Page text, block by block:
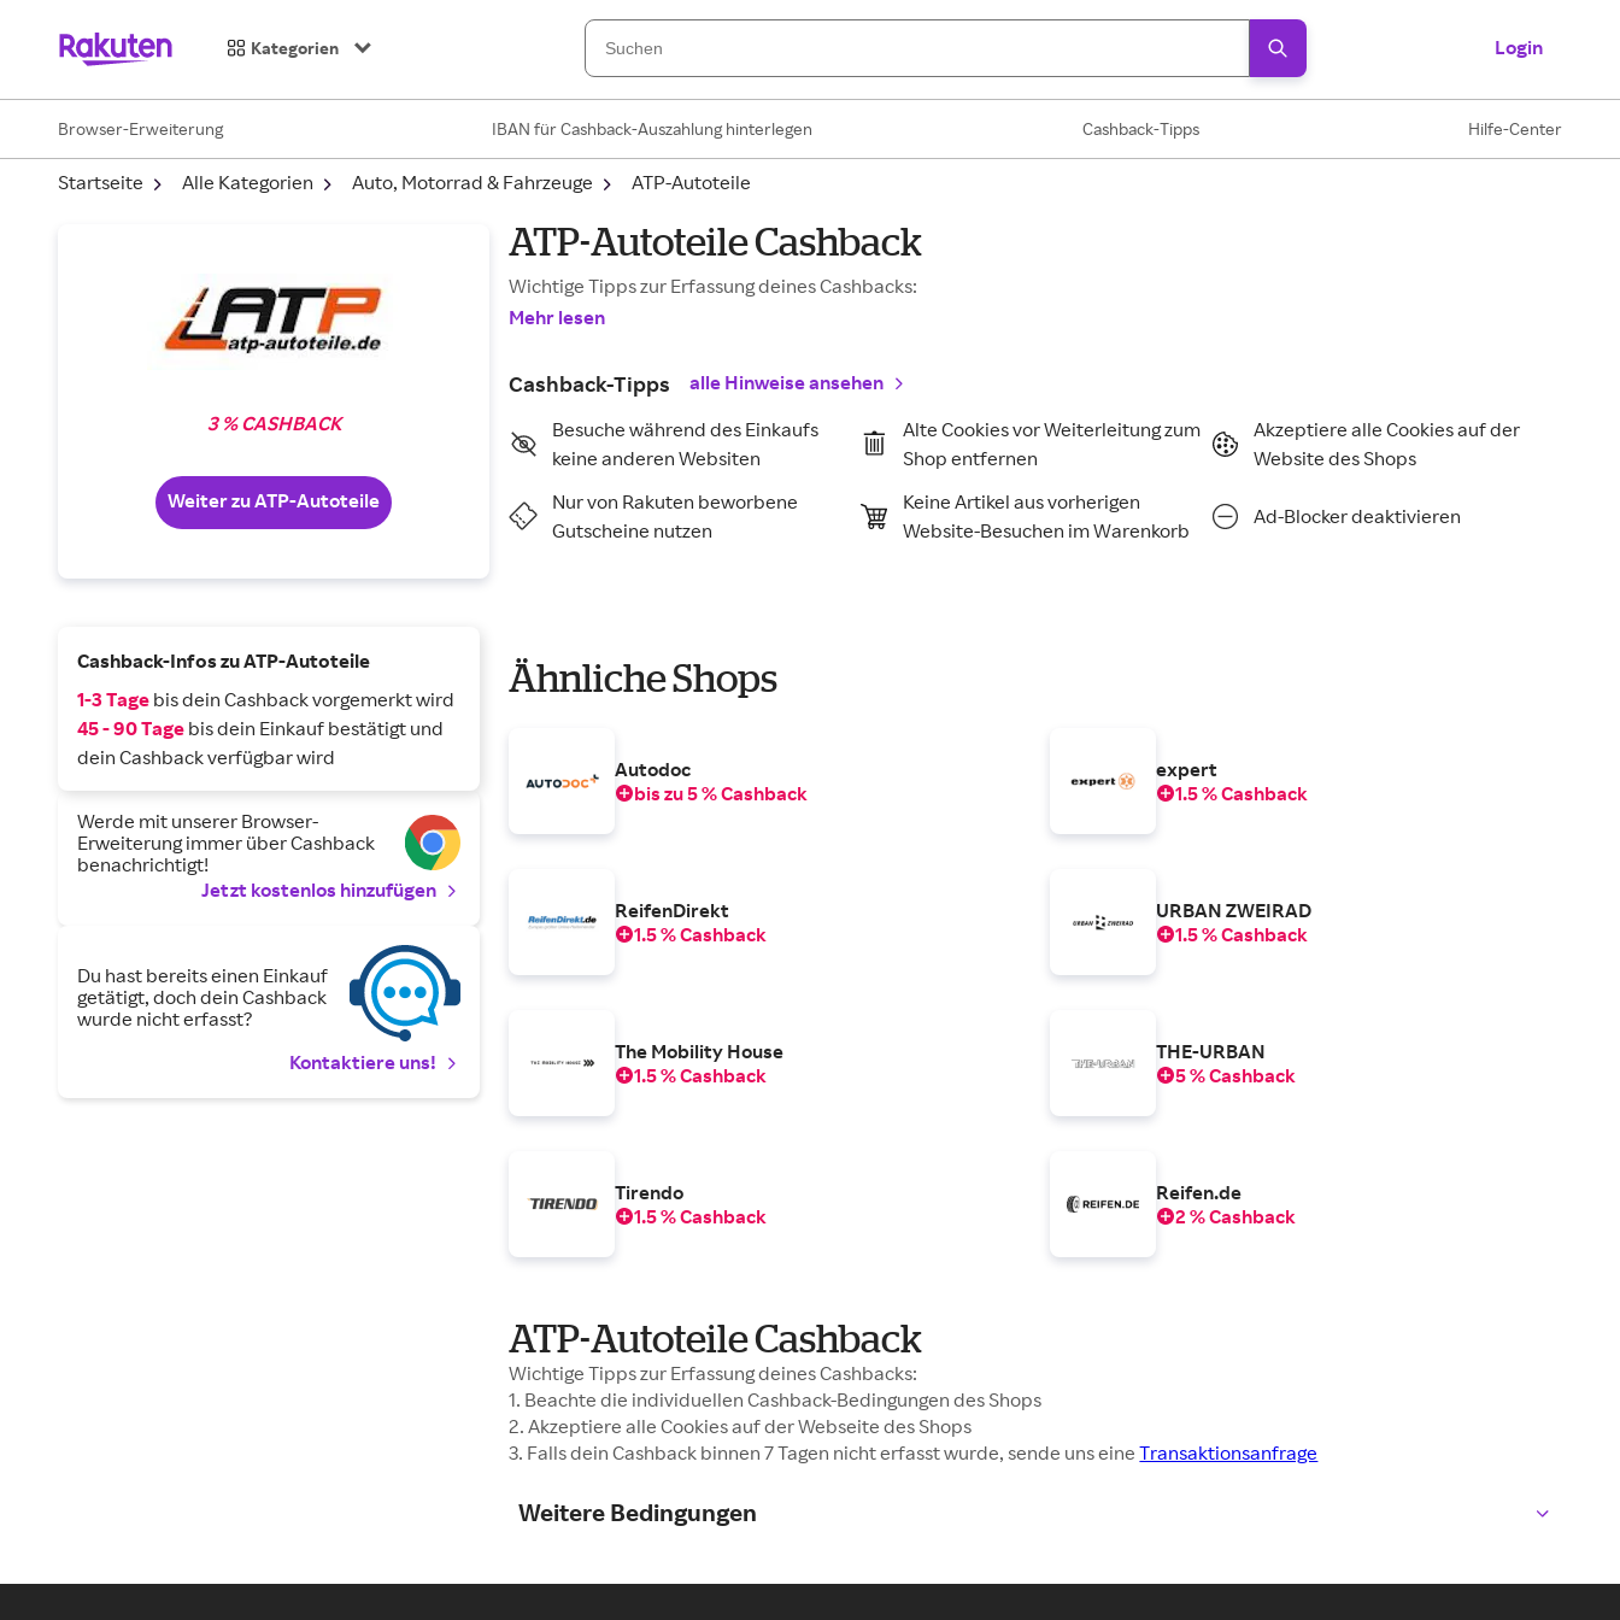
Kategorien Login
Browser-Erweiterung IBAN für Cashback-Auszahlung hinterlegen Cashback-Tipps Hilfe-Center
Startseite Alle Kategorien Auto, Motorrad & Fahrzeuge ATP-Autoteile
3 % CASHBACK
Weiter zu ATP-Autoteile
ATP-Autoteile Cashback
Wichtige Tipps zur Erfassung deines Cashbacks:
Mehr lesen
Cashback-Tipps
alle Hinweise ansehen
Besuche während des Einkaufs
keine anderen Websiten
Alte Cookies vor Weiterleitung zum
Shop entfernen
Akzeptiere alle Cookies auf der
Website des Shops
Nur von Rakuten beworbene
Gutscheine nutzen
Keine Artikel aus vorherigen
Website-Besuchen im Warenkorb
Ad-Blocker deaktivieren
Cashback-Infos zu ATP-Autoteile
1-3 Tage bis dein Cashback vorgemerkt wird
45 - 90 Tage bis dein Einkauf bestätigt und
dein Cashback verfügbar wird
Werde mit unserer Browser-
Erweiterung immer über Cashback
benachrichtigt!
Jetzt kostenlos hinzufügen
Du hast bereits einen Einkauf
getätigt, doch dein Cashback
wurde nicht erfasst?
Kontaktiere uns!
Ähnliche Shops
Autodoc
bis zu 5 % Cashback
expert
1.5 % Cashback
ReifenDirekt
1.5 % Cashback
URBAN ZWEIRAD
1.5 % Cashback
The Mobility House
1.5 % Cashback
THE-URBAN
5 % Cashback
Tirendo
1.5 % Cashback
Reifen.de
2 % Cashback
ATP-Autoteile Cashback
Wichtige Tipps zur Erfassung deines Cashbacks:
1. Beachte die individuellen Cashback-Bedingungen des Shops
2. Akzeptiere alle Cookies auf der Webseite des Shops
3. Falls dein Cashback binnen 7 Tagen nicht erfasst wurde, sende uns eineTransaktionsanfrage
Weitere Bedingungen